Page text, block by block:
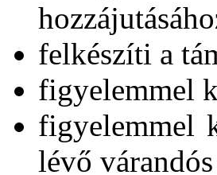
felkészíti a
figyelemmel
figyelemmel
lévő